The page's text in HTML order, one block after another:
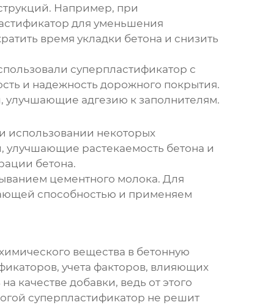
Например, при
для уменьшения
время укладки бетона и снизить
суперпластификатор с
и надежность дорожного покрытия.
улучшающие адгезию к заполнителям.
использовании некоторых
растекаемость бетона и
бетона.
цементного молока. Для
способностью и применяем
вещества в бетонную
учета факторов, влияющих
качестве добавки, ведь от этого
суперпластификатор не решит